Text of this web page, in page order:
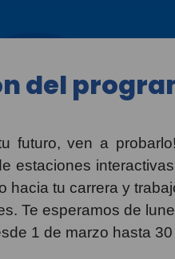
del
futuro, ven a
estaciones
hacia tu carrera y
Te esperamos de
1 de marzo hasta